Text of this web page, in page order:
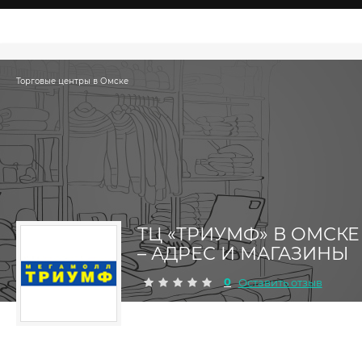
Торговые центры в Омске
ТЦ «ТРИУМФ» В ОМСКЕ
– АДРЕС И МАГАЗИНЫ
0 Оставить отзыв